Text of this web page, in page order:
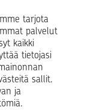
tarjota
palvelut
kaikki
tietojasi
sallit.
ja